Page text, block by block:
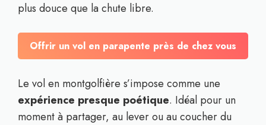
plus douce que la chute libre.
Offrir un vol en parapente près de chez vous
Le vol en montgolfière s’impose comme une
expérience presque poétique. Idéal pour un
moment à partager, au lever ou au coucher du